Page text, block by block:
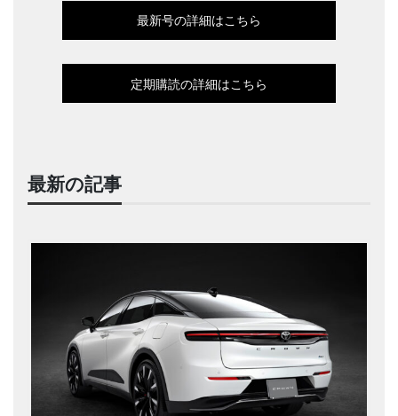
最新号の詳細はこちら
定期購読の詳細はこちら
最新の記事